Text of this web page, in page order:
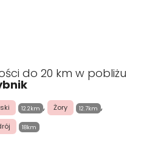
do 20 km w pobliżu
12.2km , Żory 12.7km ,
18km